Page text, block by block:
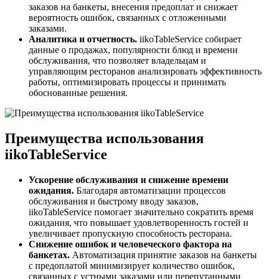
заказов на банкеты, внесения предоплат и снижает
вероятность ошибок, связанных с отложенными
заказами.
Аналитика и отчетность. iikoTableService собирает
данные о продажах, популярности блюд и времени
обслуживания, что позволяет владельцам и
управляющим ресторанов анализировать эффективность
работы, оптимизировать процессы и принимать
обоснованные решения.
Преимущества использования
iikoTableService
Ускорение обслуживания и снижение времени
ожидания. Благодаря автоматизации процессов
обслуживания и быстрому вводу заказов,
iikoTableService помогает значительно сократить время
ожидания, что повышает удовлетворенность гостей и
увеличивает пропускную способность ресторана.
Снижение ошибок и человеческого фактора на
банкетах. Автоматизация принятие заказов на банкеты
с предоплатой минимизирует количество ошибок,
связанных с устными заказами или перепутанными